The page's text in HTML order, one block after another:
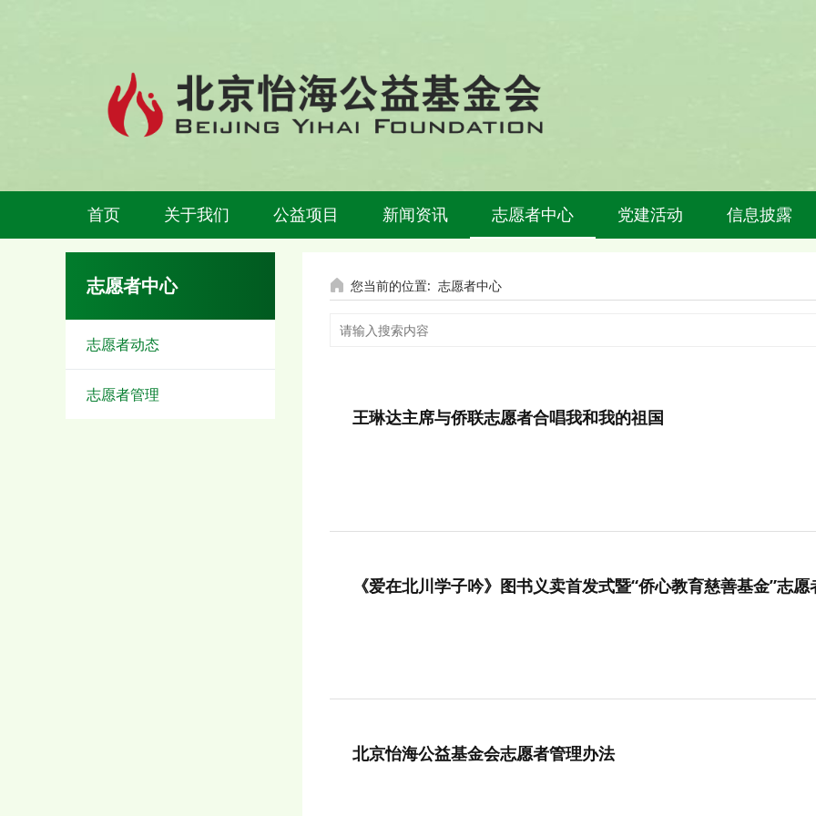
首页 关于我们 公益项目 新闻资讯 志愿者中心 党建活动 信息披露
志愿者中心
志愿者动态
志愿者管理
您当前的位置: 志愿者中心
王琳达主席与侨联志愿者合唱我和我的祖国
《爱在北川学子吟》图书义卖首发式暨“侨心教育慈善基金”志
北京怡海公益基金会志愿者管理办法